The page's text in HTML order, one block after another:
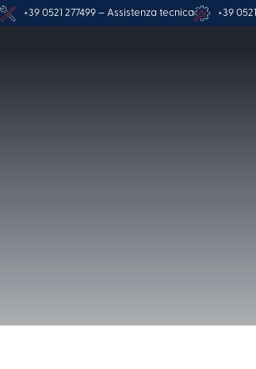
+39 0521 277499 – Assistenza tecnica +39